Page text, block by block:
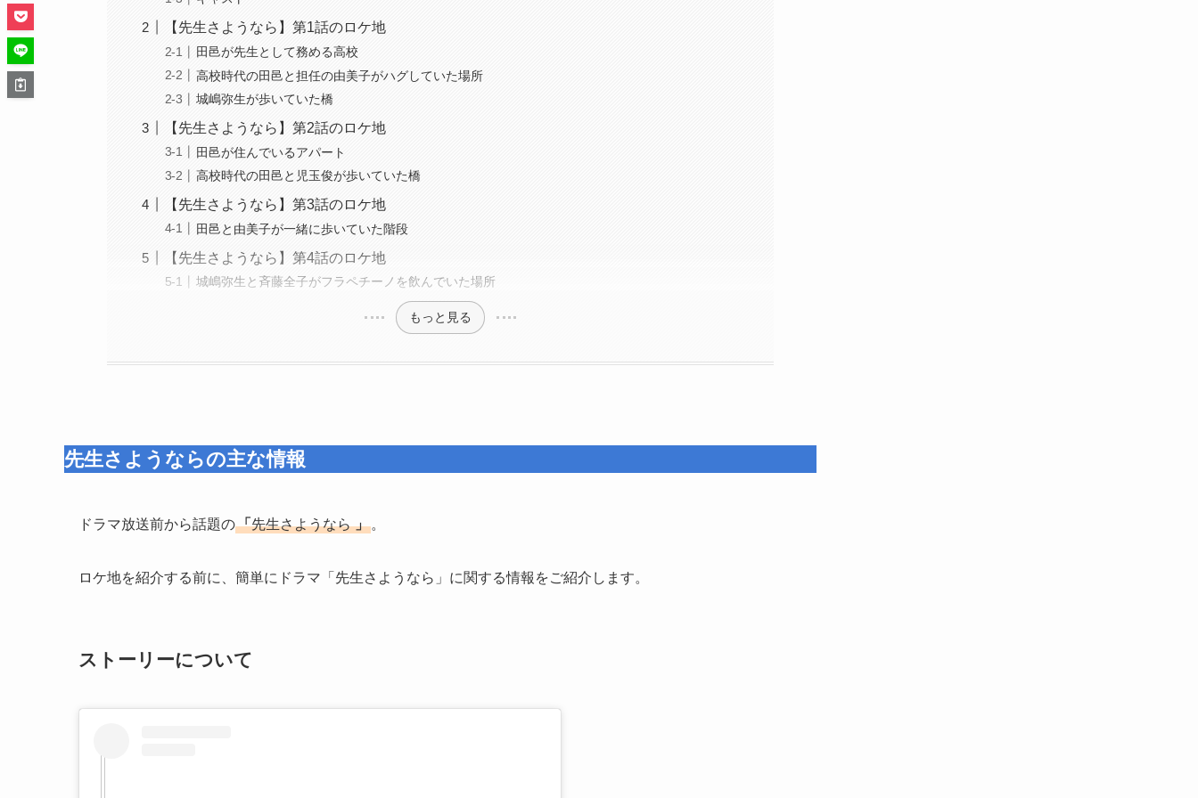
【先生さようなら】第1話のロケ地
田邑が先生として務める高校
高校時代の田邑と担任の由美子がハグしていた場所
城嶋弥生が歩いていた橋
【先生さようなら】第2話のロケ地
田邑が住んでいるアパート
高校時代の田邑と児玉俊が歩いていた橋
【先生さようなら】第3話のロケ地
田邑と由美子が一緒に歩いていた階段
【先生さようなら】第4話のロケ地
城嶋弥生と斉藤全子がフラペチーノを飲んでいた場所
もっと見る
先生さようならの主な情報
ドラマ放送前から話題の「先生さようなら 」 。
ロケ地を紹介する前に、簡単にドラマ「先生さようなら」に関する情報をご紹介します。
ストーリーについて